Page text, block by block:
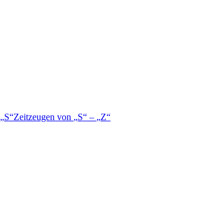
S Zeitzeugen von S –
Z